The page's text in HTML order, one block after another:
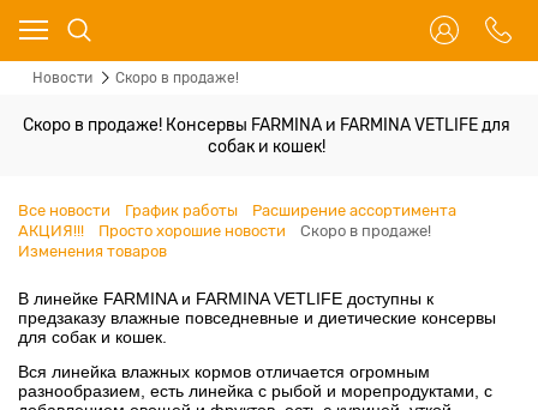
Новости Скоро в продаже!
Скоро в продаже! Консервы FARMINA и FARMINA VETLIFE для
собак и кошек!
Все новости График работы
Расширение ассортимента
АКЦИЯ!!!
Просто хорошие новости
Скоро в продаже!
Изменения товаров
В линейке FARMINA и FARMINA VETLIFE доступны к
предзаказу влажные повседневные и диетические консервы
для собак и кошек.
Вся линейка влажных кормов отличается огромным
разнообразием, есть линейка с рыбой и морепродуктами, с